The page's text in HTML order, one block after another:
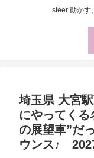
steer 動かす
埼玉県 大宮
にやってく
の展望車”だ
ウンス♪